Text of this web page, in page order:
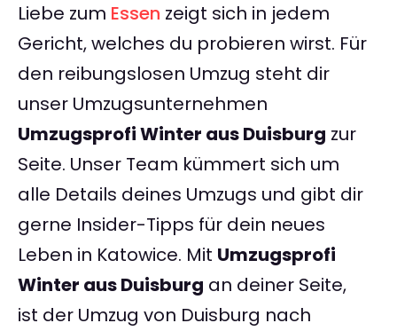
Liebe zum Essen zeigt sich in jedem
Gericht, welches du probieren wirst. Für
den reibungslosen Umzug steht dir
unser Umzugsunternehmen
Umzugsprofi Winter aus Duisburg zur
Seite. Unser Team kümmert sich um
alle Details deines Umzugs und gibt dir
gerne Insider-Tipps für dein neues
Leben in Katowice. Mit Umzugsprofi
Winter aus Duisburg an deiner Seite,
ist der Umzug von Duisburg nach